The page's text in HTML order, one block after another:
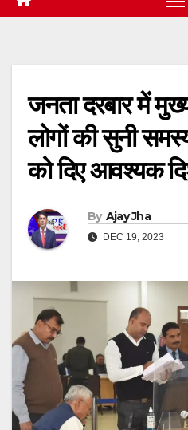
जनता दरबार में
लोगों की सुनी
को दिए आवश्यक
By Ajay Jha
DEC 19, 2023